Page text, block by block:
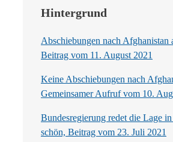
Hintergrund
Abschiebungen nach Afghanistan
Beitrag vom 11. August 2021
Keine Abschiebungen nach
Gemeinsamer Aufruf vom 10.
Bundesregierung redet die Lage
schön, Beitrag vom 23. Juli 2021